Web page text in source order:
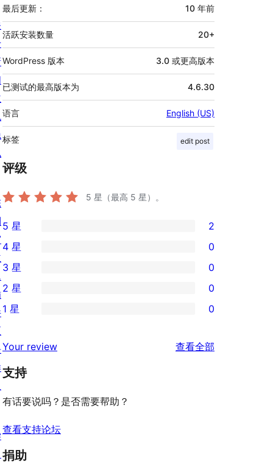
信
息
最后更新： 10 年前
活跃安装数量 20+
WordPress 版本 3.0 或更高版本
已测试的最高版本为 4.6.30
语言 English (US)
标签 edit post
评级
5 星（最高 5 星）。
2
条
5
星
评
5 星 2
条
4
星
价
4 星 0
0
条
3
评
价
3 星 0
条
星
评
2 星 0
1
星
价
1 星 0
Your review 查看全部
支持
有话要说吗？是否需要帮助？
查看支持论坛
捐助